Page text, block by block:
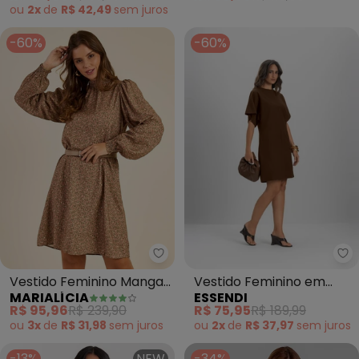
ou 2x de R$ 42,49 sem juros
-60%
Marialícia - Vestido Feminino
Vestido Feminino Manga
Longa Floral (Marrom)
MARIALÍCIA
R$ 95,96R$ 239,90
ou 3x de R$ 31,98 sem juros
-60%
Vestido Feminino em
Moletinho (Marrom)
ESSENDI
R$ 75,95R$ 189,99
ou 2x de R$ 37,97 sem juros